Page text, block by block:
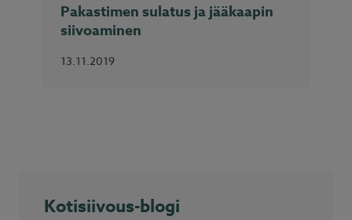
Pakastimen sulatus ja jääkaapin
siivoaminen
13.11.2019
Kotisiivous-blogi